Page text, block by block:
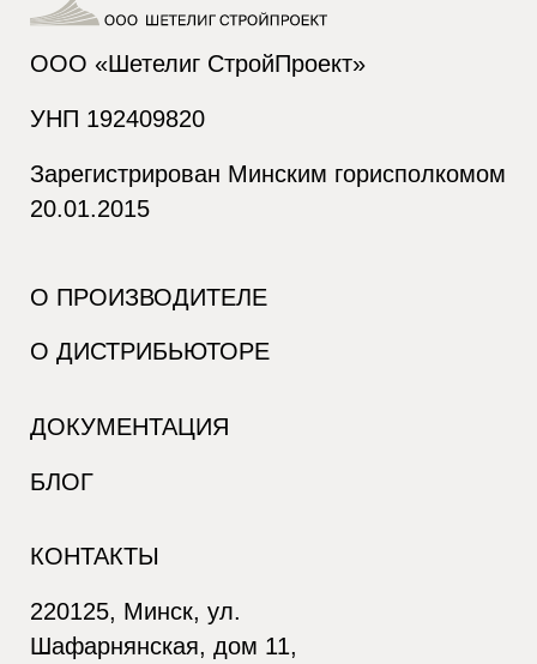
ООО «Шетелиг СтройПроект»
УНП 192409820
Зарегистрирован Минским горисполкомом
20.01.2015
О ПРОИЗВОДИТЕЛЕ
О ДИСТРИБЬЮТОРЕ
ДОКУМЕНТАЦИЯ
БЛОГ
КОНТАКТЫ
220125, Минск, ул.
Шафарнянская, дом 11,